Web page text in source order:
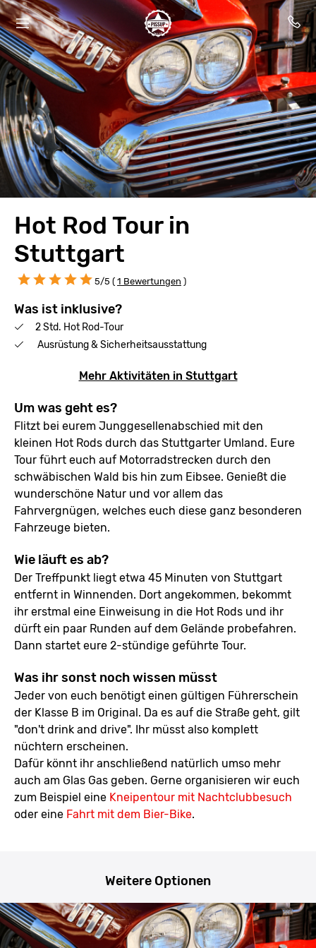
Hot Rod Tour in
Stuttgart
5/5 ( 1 Bewertungen )
Was ist inklusive?
2 Std. Hot Rod-Tour
Ausrüstung & Sicherheitsausstattung
Mehr Aktivitäten in Stuttgart
Um was geht es?
Flitzt bei eurem Junggesellenabschied mit den
kleinen Hot Rods durch das Stuttgarter Umland. Eure
Tour führt euch auf Motorradstrecken durch den
schwäbischen Wald bis hin zum Eibsee. Genießt die
wunderschöne Natur und vor allem das
Fahrvergnügen, welches euch diese ganz besonderen
Fahrzeuge bieten.
Wie läuft es ab?
Der Treffpunkt liegt etwa 45 Minuten von Stuttgart
entfernt in Winnenden. Dort angekommen, bekommt
ihr erstmal eine Einweisung in die Hot Rods und ihr
dürft ein paar Runden auf dem Gelände probefahren.
Dann startet eure 2-stündige geführte Tour.
Was ihr sonst noch wissen müsst
Jeder von euch benötigt einen gültigen Führerschein
der Klasse B im Original. Da es auf die Straße geht, gilt
"don't drink and drive". Ihr müsst also komplett
nüchtern erscheinen.
Dafür könnt ihr anschließend natürlich umso mehr
auch am Glas Gas geben. Gerne organisieren wir euch
zum Beispiel eine Kneipentour mit Nachtclubbesuch
oder eine Fahrt mit dem Bier-Bike.
Weitere Optionen